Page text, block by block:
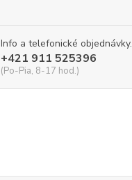
Info a telefonické objednávky.
+421 911 525396
(Po-Pia, 8-17 hod.)